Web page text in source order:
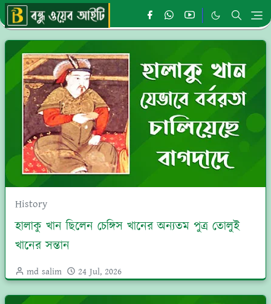
History
হালাকু খান ছিলেন চেঙ্গিস খানের অন্যতম পুত্র তোলুই
খানের সন্তান
md salim 24 Jul, 2026